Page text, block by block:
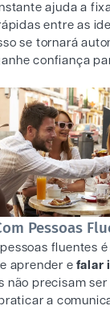
ajuda a
entre as
se tornará
confiança
Pessoas
fluentes
aprender efalar
não precisam
a